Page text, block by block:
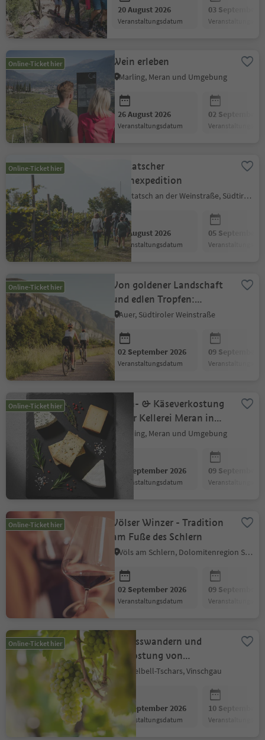
20 August 2026
Veranstaltungsdatum
03 September
Online-Ticket hier Wein erleben
Marling, Meran und Umgebung
26 August 2026
Veranstaltungsdatum
02 September
Online-Ticket hier
Kurtatscher
Weinexpedition
Kurtatsch an der Weinstraße, Südtiroler Weinstraße
29 August 2026
Veranstaltungsdatum
05 September
Online-Ticket hier
Von goldener Landschaft
und edlen Tropfen:
Radtour durch Salurner
Auer, Südtiroler Weinstraße
02 September 2026
Veranstaltungsdatum
09 September
Online-Ticket hier
Wein- & Käseverkostung
in der Kellerei Meran in
Marling
Marling, Meran und Umgebung
02 September 2026
Veranstaltungsdatum
09 September
Online-Ticket hier
Völser Winzer - Tradition
am Fuße des Schlern
Völs am Schlern, Dolomitenregion Seiser Alm
02 September 2026
Veranstaltungsdatum
09 September
Online-Ticket hier
Genusswandern und
Verkostung von
Bioweinen im Weinberg
Kastelbell-Tschars, Vinschgau
03 September 2026
Veranstaltungsdatum
10 September